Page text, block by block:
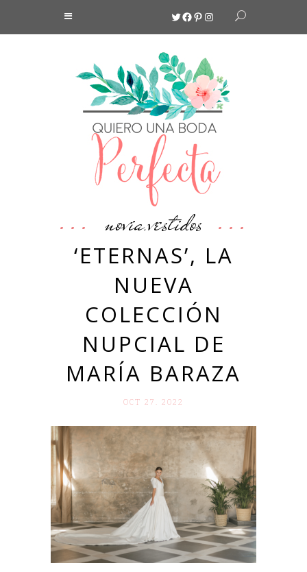
Twitter
Facebook
Pinterest
Instagram
novia,vestidos
‘ETERNAS’, LA
NUEVA
COLECCIÓN
NUPCIAL DE
MARÍA BARAZA
OCT 27. 2022